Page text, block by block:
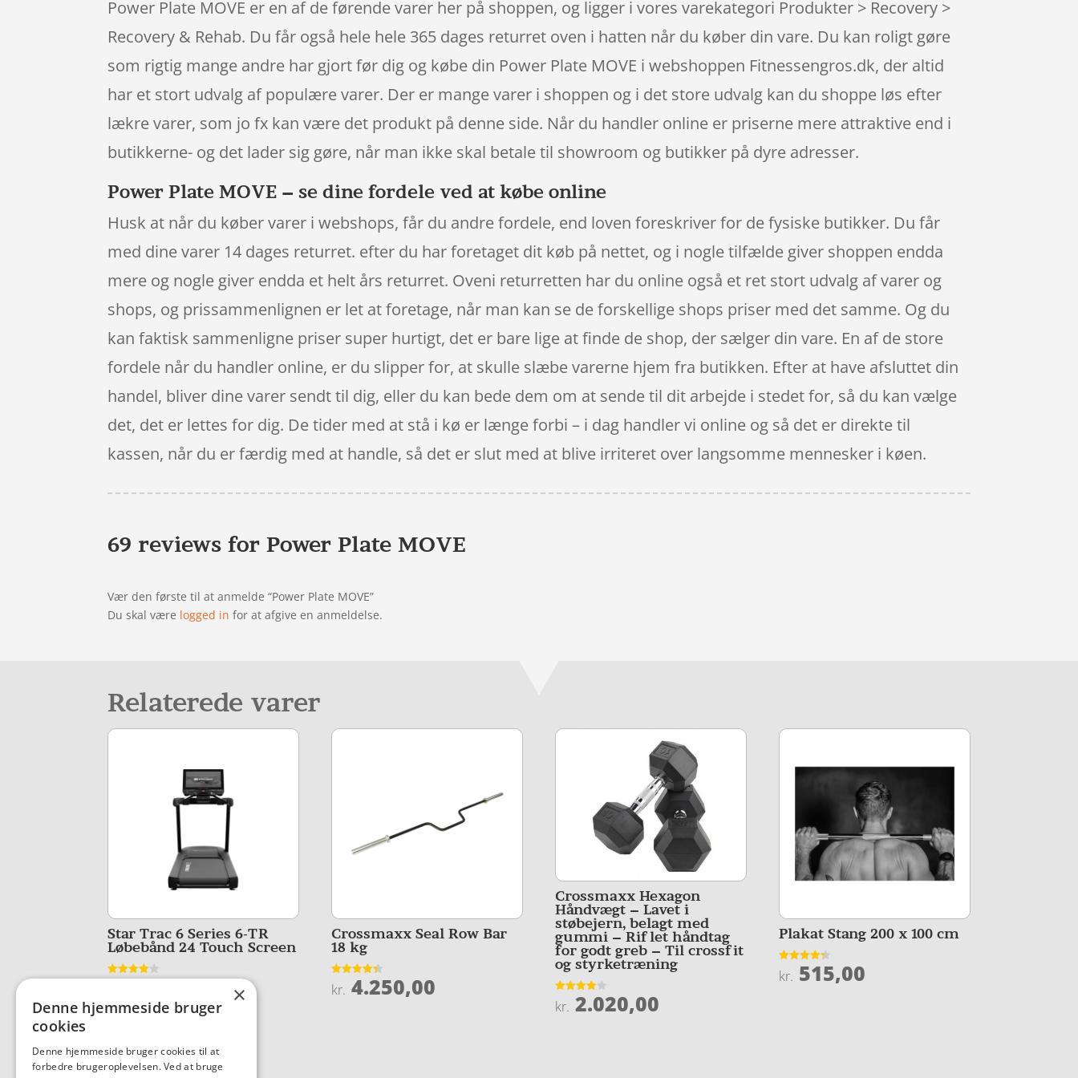
Power Plate MOVE er en af de førende varer her på shoppen, og ligger i vores varekategori Produkter > Recovery >
Recovery & Rehab. Du får også hele hele 365 dages returret oven i hatten når du køber din vare. Du kan roligt gøre
som rigtig mange andre har gjort før dig og købe din Power Plate MOVE i webshoppen Fitnessengros.dk, der altid
har et stort udvalg af populære varer. Der er mange varer i shoppen og i det store udvalg kan du shoppe løs efter
lækre varer, som jo fx kan være det produkt på denne side. Når du handler online er priserne mere attraktive end i
butikkerne- og det lader sig gøre, når man ikke skal betale til showroom og butikker på dyre adresser.
Power Plate MOVE – se dine fordele ved at købe online
Husk at når du køber varer i webshops, får du andre fordele, end loven foreskriver for de fysiske butikker. Du får
med dine varer 14 dages returret. efter du har foretaget dit køb på nettet, og i nogle tilfælde giver shoppen endda
mere og nogle giver endda et helt års returret. Oveni returretten har du online også et ret stort udvalg af varer og
shops, og prissammenlignen er let at foretage, når man kan se de forskellige shops priser med det samme. Og du
kan faktisk sammenligne priser super hurtigt, det er bare lige at finde de shop, der sælger din vare. En af de store
fordele når du handler online, er du slipper for, at skulle slæbe varerne hjem fra butikken. Efter at have afsluttet din
handel, bliver dine varer sendt til dig, eller du kan bede dem om at sende til dit arbejde i stedet for, så du kan vælge
det, det er lettes for dig. De tider med at stå i kø er længe forbi – i dag handler vi online og så det er direkte til
kassen, når du er færdig med at handle, så det er slut med at blive irriteret over langsomme mennesker i køen.
69 reviews forPower Plate MOVE
Vær den første til at anmelde “Power Plate MOVE”
Du skal være logged in for at afgive en anmeldelse.
Relaterede varer
Star Trac 6 Series 6-TR
Løbebånd 24 Touch Screen
74.875,00
Crossmaxx Seal Row Bar
18 kg
Vurderet
4.4
kr. 4.250,00
Crossmaxx Hexagon
Håndvægt – Lavet i
støbejern, belagt med
gummi – Riflet håndtag
for godt greb – Til crossfit
og styrketræning
Vurderet
4
kr. 2.020,00
Plakat Stang 200 x 100 cm
Vurderet
4.3
kr. 515,00
×
Denne hjemmeside bruger
cookies
Denne hjemmeside bruger cookies til at
forbedre brugeroplevelsen. Ved at bruge